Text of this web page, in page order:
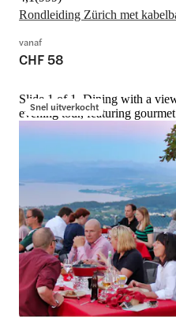
Rondleiding Zürich met
vanaf
CHF 58
Snel uitverkocht
Slide 1 of 1, Dining with a
evening tour, featuring